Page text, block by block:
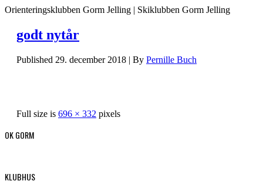
Orienteringsklubben Gorm Jelling | Skiklubben Gorm Jelling
godt nytår
Published 29. december 2018 | By Pernille Buch
Full size is 696 × 332 pixels
OK GORM
KLUBHUS